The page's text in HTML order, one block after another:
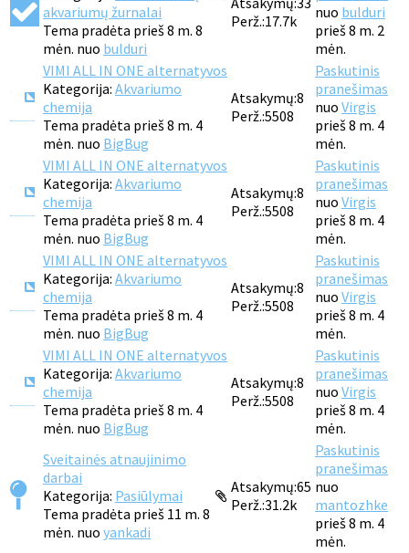
akvariumų žurnalai
Tema pradėta prieš 8 m. 8
mėn. nuo bulduri
Perž.:17.7k
nuo bulduri
prieš 8 m. 2
mėn.
VIMI ALL IN ONE alternatyvos
Kategorija: Akvariumo
chemija
Tema pradėta prieš 8 m. 4
mėn. nuo BigBug
Atsakymų:8
Perž.:5508
Paskutinis
pranešimas
nuo Virgis
prieš 8 m. 4
mėn.
VIMI ALL IN ONE alternatyvos
Kategorija: Akvariumo
chemija
Tema pradėta prieš 8 m. 4
mėn. nuo BigBug
Atsakymų:8
Perž.:5508
Paskutinis
pranešimas
nuo Virgis
prieš 8 m. 4
mėn.
VIMI ALL IN ONE alternatyvos
Kategorija: Akvariumo
chemija
Tema pradėta prieš 8 m. 4
mėn. nuo BigBug
Atsakymų:8
Perž.:5508
Paskutinis
pranešimas
nuo Virgis
prieš 8 m. 4
mėn.
VIMI ALL IN ONE alternatyvos
Kategorija: Akvariumo
chemija
Tema pradėta prieš 8 m. 4
mėn. nuo BigBug
Atsakymų:8
Perž.:5508
Paskutinis
pranešimas
nuo Virgis
prieš 8 m. 4
mėn.
Sveitainės atnaujinimo
darbai
Kategorija: Pasiūlymai
Tema pradėta prieš 11 m. 8
mėn. nuo yankadi
Atsakymų:65
Perž.:31.2k
Paskutinis
pranešimas
nuo
mantozhke
prieš 8 m. 4
mėn.